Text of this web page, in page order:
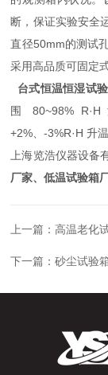
断，保证实验安全
直径50mm的测试
采用高品质可固定
台式恒温恒湿试
围 80~98%
+2%、-3%R·H 升
上海览浩仪器设备
厂家、低温试验箱
上一篇：高温老化
下一篇：砂尘试验